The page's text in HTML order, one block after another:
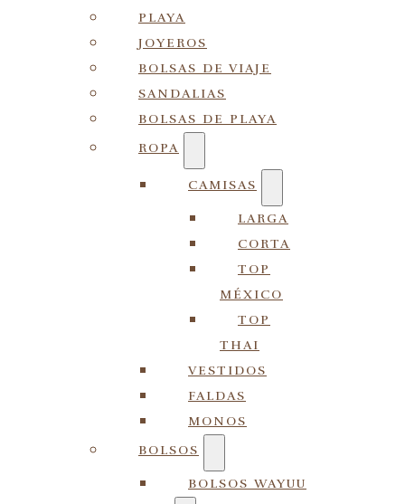
PLAYA
JOYEROS
BOLSAS DE VIAJE
SANDALIAS
BOLSAS DE PLAYA
ROPA
CAMISAS
LARGA
CORTA
TOP
MÉXICO
TOP
THAI
VESTIDOS
FALDAS
MONOS
BOLSOS
BOLSOS WAYUU